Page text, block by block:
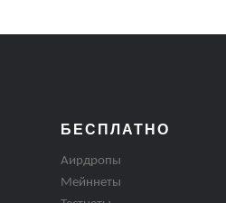
БЕСПЛАТНО
Аирдропы
Мейннеты